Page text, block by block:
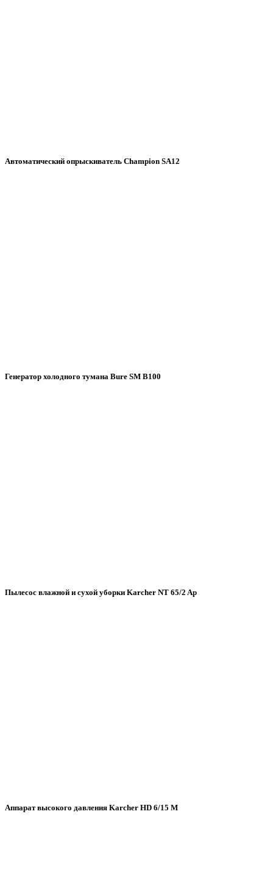
Автоматический опрыскиватель Champion SA12
Генератор холодного тумана Bure SM B100
Пылесос влажной и сухой уборки Karcher NT 65/2 Ap
Аппарат высокого давления Karcher HD 6/15 M